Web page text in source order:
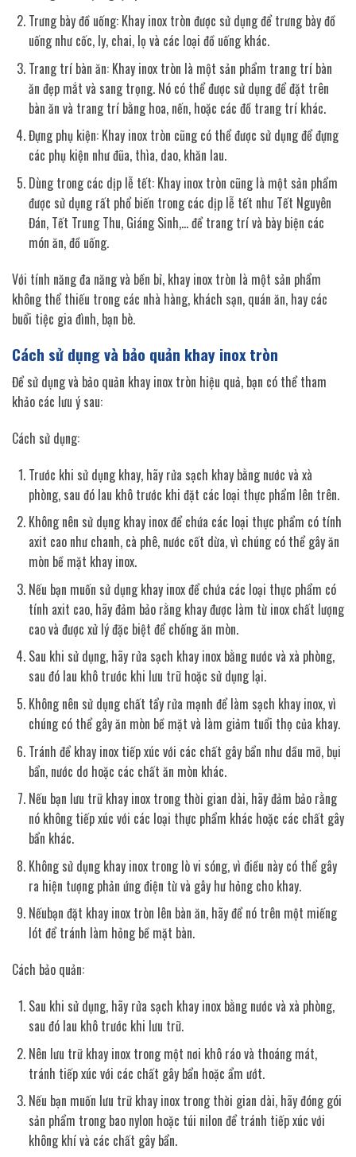
Trưng bày đồ uống: Khay inox tròn được sử dụng để trưng bày đồ
uống như cốc, ly, chai, lọ và các loại đồ uống khác.
Trang trí bàn ăn: Khay inox tròn là một sản phẩm trang trí bàn
ăn đẹp mắt và sang trọng. Nó có thể được sử dụng để đặt trên
bàn ăn và trang trí bằng hoa, nến, hoặc các đồ trang trí khác.
Đựng phụ kiện: Khay inox tròn cũng có thể được sử dụng để đựng
các phụ kiện như đũa, thìa, dao, khăn lau.
Dùng trong các dịp lễ tết: Khay inox tròn cũng là một sản phẩm
được sử dụng rất phổ biến trong các dịp lễ tết như Tết Nguyên
Đán, Tết Trung Thu, Giáng Sinh,… để trang trí và bày biện các
món ăn, đồ uống.
Với tính năng đa năng và bền bỉ, khay inox tròn là một sản phẩm
không thể thiếu trong các nhà hàng, khách sạn, quán ăn, hay các
buổi tiệc gia đình, bạn bè.
Cách sử dụng và bảo quản khay inox tròn
Để sử dụng và bảo quản khay inox tròn hiệu quả, bạn có thể tham
khảo các lưu ý sau:
Cách sử dụng:
Trước khi sử dụng khay, hãy rửa sạch khay bằng nước và xà
phòng, sau đó lau khô trước khi đặt các loại thực phẩm lên trên.
Không nên sử dụng khay inox để chứa các loại thực phẩm có tính
axit cao như chanh, cà phê, nước cốt dừa, vì chúng có thể gây ăn
mòn bề mặt khay inox.
Nếu bạn muốn sử dụng khay inox để chứa các loại thực phẩm có
tính axit cao, hãy đảm bảo rằng khay được làm từ inox chất lượng
cao và được xử lý đặc biệt để chống ăn mòn.
Sau khi sử dụng, hãy rửa sạch khay inox bằng nước và xà phòng,
sau đó lau khô trước khi lưu trữ hoặc sử dụng lại.
Không nên sử dụng chất tẩy rửa mạnh để làm sạch khay inox, vì
chúng có thể gây ăn mòn bề mặt và làm giảm tuổi thọ của khay.
Tránh để khay inox tiếp xúc với các chất gây bẩn như dầu mỡ, bụi
bẩn, nước dơ hoặc các chất ăn mòn khác.
Nếu bạn lưu trữ khay inox trong thời gian dài, hãy đảm bảo rằng
nó không tiếp xúc với các loại thực phẩm khác hoặc các chất gây
bẩn khác.
Không sử dụng khay inox trong lò vi sóng, vì điều này có thể gây
ra hiện tượng phản ứng điện từ và gây hư hỏng cho khay.
Nếubạn đặt khay inox tròn lên bàn ăn, hãy để nó trên một miếng
lót để tránh làm hỏng bề mặt bàn.
Cách bảo quản:
Sau khi sử dụng, hãy rửa sạch khay inox bằng nước và xà phòng,
sau đó lau khô trước khi lưu trữ.
Nên lưu trữ khay inox trong một nơi khô ráo và thoáng mát,
tránh tiếp xúc với các chất gây bẩn hoặc ẩm ướt.
Nếu bạn muốn lưu trữ khay inox trong thời gian dài, hãy đóng gói
sản phẩm trong bao nylon hoặc túi nilon để tránh tiếp xúc với
không khí và các chất gây bẩn.